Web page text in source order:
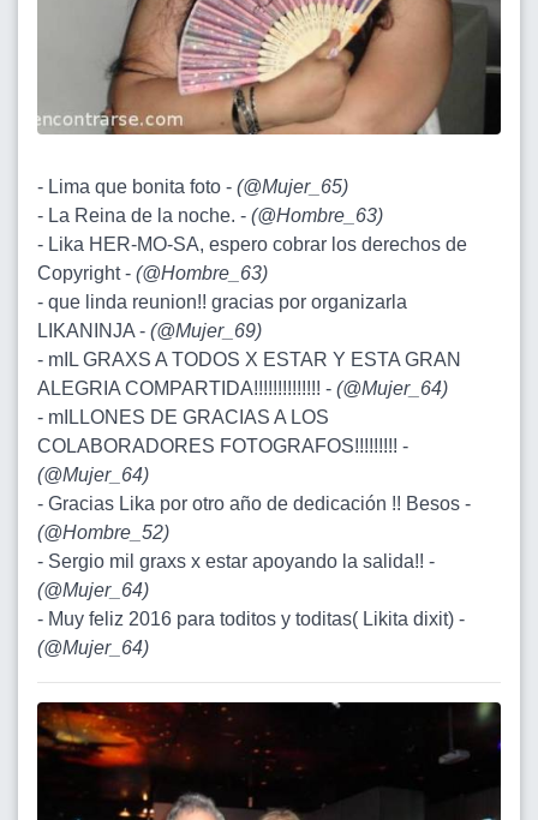
- Lima que bonita foto - (@Mujer_65)
- La Reina de la noche. - (@Hombre_63)
- Lika HER-MO-SA, espero cobrar los derechos de
Copyright - (@Hombre_63)
- que linda reunion!! gracias por organizarla
LIKANINJA - (@Mujer_69)
- mIL GRAXS A TODOS X ESTAR Y ESTA GRAN
ALEGRIA COMPARTIDA!!!!!!!!!!!!!! - (@Mujer_64)
- mILLONES DE GRACIAS A LOS
COLABORADORES FOTOGRAFOS!!!!!!!!! -
(@Mujer_64)
- Gracias Lika por otro año de dedicación !! Besos -
(@Hombre_52)
- Sergio mil graxs x estar apoyando la salida!! -
(@Mujer_64)
- Muy feliz 2016 para toditos y toditas( Likita dixit) -
(@Mujer_64)